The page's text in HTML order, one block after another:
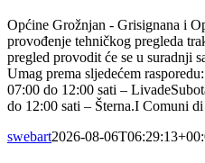
Općine Grožnjan - Grisignana i
provođenje tehničkog pregleda
pregled provodit će se u suradnji
Umag prema sljedećem
07:00 do 12:00 sati –
do 12:00 sati – Šterna.I Comuni
swebart2026-08-